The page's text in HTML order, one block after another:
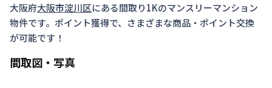
大阪府大阪市淀川区にある間取り1Kのマンスリーマンション
物件です。ポイント獲得で、さまざまな商品・ポイント交換
が可能です！
間取図・写真